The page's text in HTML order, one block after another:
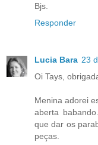
Bjs.
Responder
Lucia Bara 23
Oi Tays,
Menina adorei
aberta
que dar os
peças.